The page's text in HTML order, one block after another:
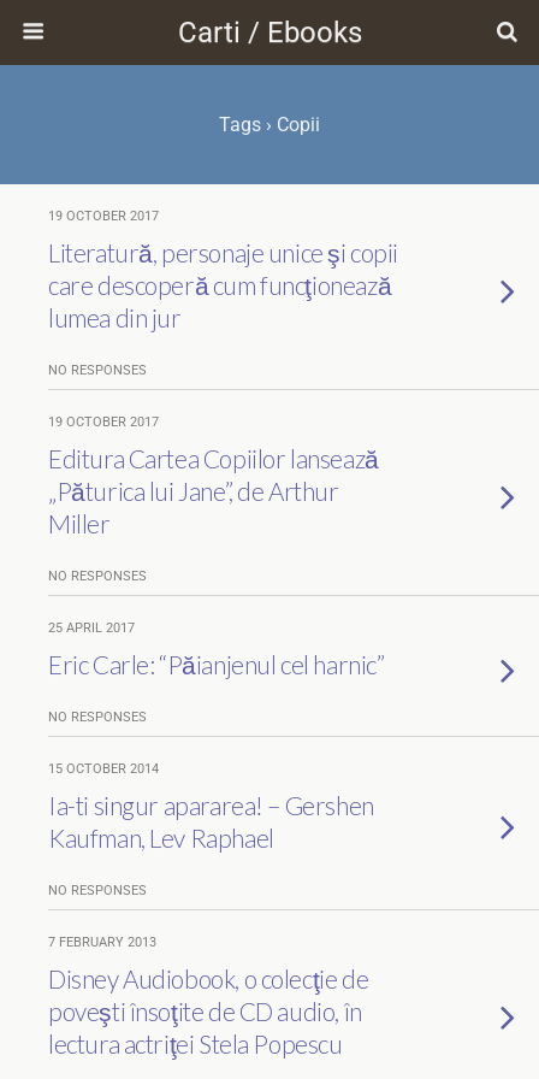
Carti / Ebooks
Tags › Copii
19 OCTOBER 2017
Literatură, personaje unice şi copii
care descoperă cum funcţionează
lumea din jur
NO RESPONSES
19 OCTOBER 2017
Editura Cartea Copiilor lansează
„Păturica lui Jane”, de Arthur
Miller
NO RESPONSES
25 APRIL 2017
Eric Carle: “Păianjenul cel harnic”
NO RESPONSES
15 OCTOBER 2014
Ia-ti singur apararea! – Gershen
Kaufman, Lev Raphael
NO RESPONSES
7 FEBRUARY 2013
Disney Audiobook, o colecţie de
poveşti însoţite de CD audio, în
lectura actriţei Stela Popescu